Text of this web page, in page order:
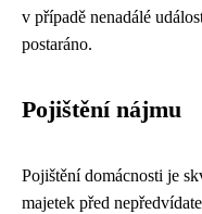
v případě nenadálé
postaráno.
Pojištění nájmu
Pojištění domácnosti je
majetek před